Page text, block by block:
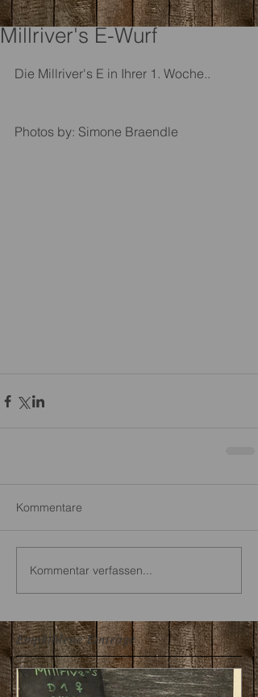
Millriver's E-Wurf
Die Millriver's E in Ihrer 1. Woche..
Photos by: Simone Braendle
Kommentare
Kommentar verfassen...
Empfohlene Einträge